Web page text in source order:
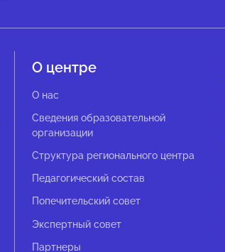
О центре
О нас
Сведения образовательной
организации
Структура регионального центра
Педагогический состав
Попечительский совет
Экспертный совет
Партнеры